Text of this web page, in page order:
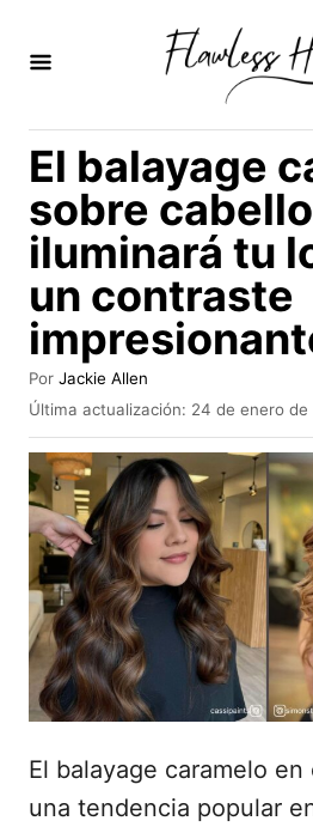
El balayage
sobre
iluminará tu
un contraste
Por A
u
o
r
Jackie Allen
P
u
b
l
i
c
d
e
l
Última actualización: 24 de enero de
El balayage caramelo
una tendencia popular